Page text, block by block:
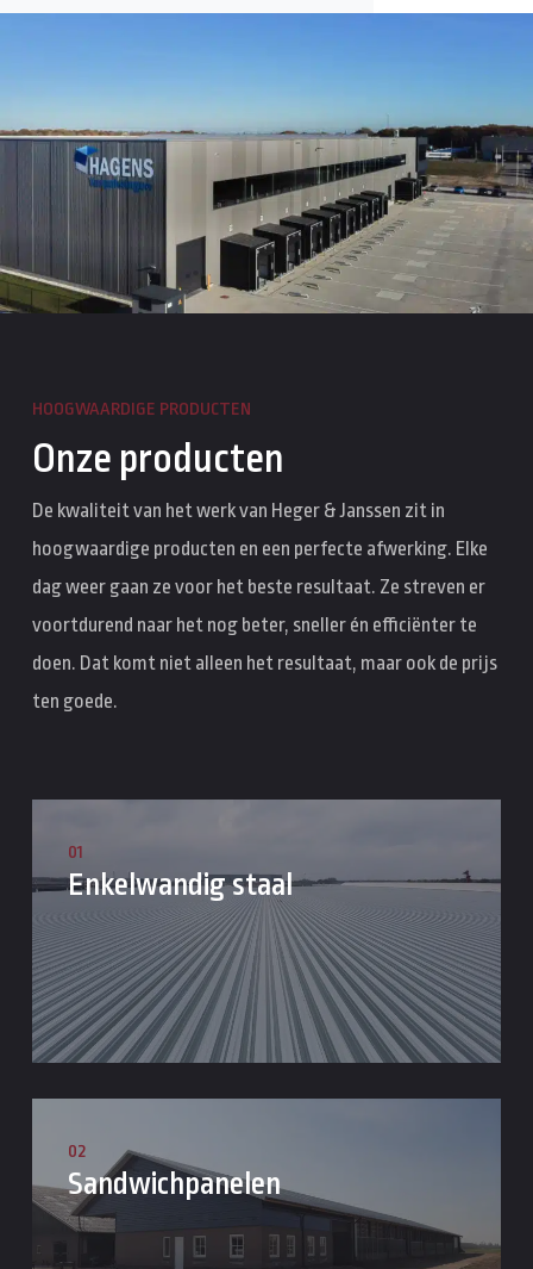
HOOGWAARDIGE PRODUCTEN
Onze producten
De kwaliteit van het werk van Heger & Janssen zit in
hoogwaardige producten en een perfecte afwerking. Elke
dag weer gaan ze voor het beste resultaat. Ze streven er
voortdurend naar het nog beter, sneller én efficiënter te
doen. Dat komt niet alleen het resultaat, maar ook de prijs
ten goede.
01
Enkelwandig staal
02
Sandwichpanelen